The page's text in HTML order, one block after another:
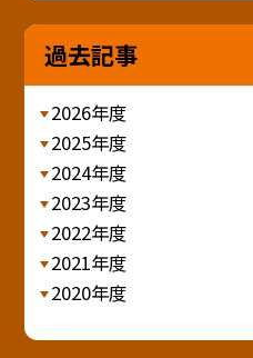
過去記事
2026年度
2025年度
2024年度
2023年度
2022年度
2021年度
2020年度